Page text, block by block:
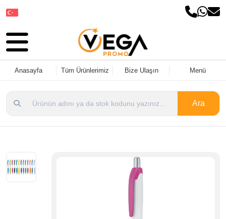
Anasayfa Tüm Ürünlerimiz Bize Ulaşın Menü
Ara